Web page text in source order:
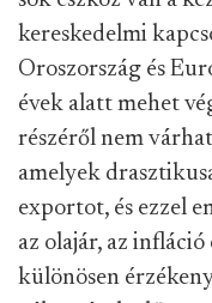
kereskedelmi
Oroszország és
évek alatt mehet
részéről nem
amelyek
exportot, és ezzel
az olajár, az
különösen